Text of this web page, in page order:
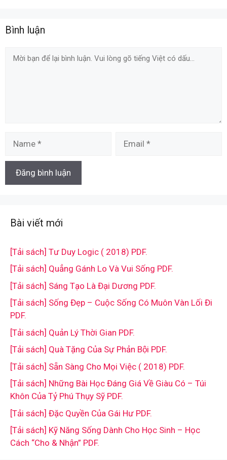
Bình luận
Comment
Bài viết mới
[Tải sách] Tư Duy Logic ( 2018) PDF.
[Tải sách] Quẳng Gánh Lo Và Vui Sống PDF.
[Tải sách] Sáng Tạo Là Đại Dương PDF.
[Tải sách] Sống Đẹp – Cuộc Sống Có Muôn Vàn Lối Đi
PDF.
[Tải sách] Quản Lý Thời Gian PDF.
[Tải sách] Quà Tặng Của Sự Phản Bội PDF.
[Tải sách] Sẵn Sàng Cho Mọi Việc ( 2018) PDF.
[Tải sách] Những Bài Học Đáng Giá Về Giàu Có – Túi
Khôn Của Tỷ Phú Thụy Sỹ PDF.
[Tải sách] Đặc Quyền Của Gái Hư PDF.
[Tải sách] Kỹ Năng Sống Dành Cho Học Sinh – Học
Cách “Cho & Nhận” PDF.